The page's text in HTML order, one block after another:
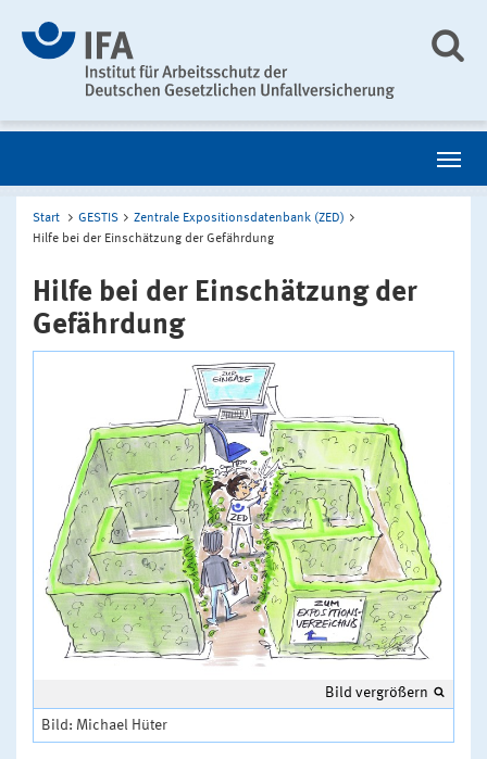
Start GESTIS
Zentrale Expositionsdatenbank (ZED)
Hilfe bei der Einschätzung der Gefährdung
Hilfe bei der Einschätzung der
Gefährdung
Bild vergrößern
Bild: Michael Hüter